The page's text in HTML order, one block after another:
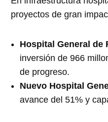
proyectos de gran
Hospital General de
inversión de 966
de progreso.
Nuevo Hospital
avance del 51% y